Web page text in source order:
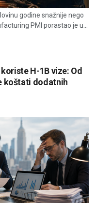
godine snažnije nego
PMI porastao je u...
H-1B vize: Od
koštati dodatnih